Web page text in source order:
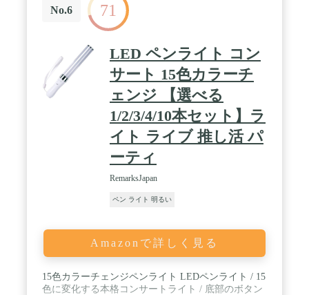
No.6 71
LED ペンライト コン
サート 15色カラーチ
ェンジ 【選べる
1/2/3/4/10本セット】ラ
イト ライブ 推し活 パ
ーティ
RemarksJapan
ペン ライト 明るい
Amazonで詳しく見る
15色カラーチェンジペンライト LEDペンライト / 15
色に変化する本格コンサートライト / 底部のボタン